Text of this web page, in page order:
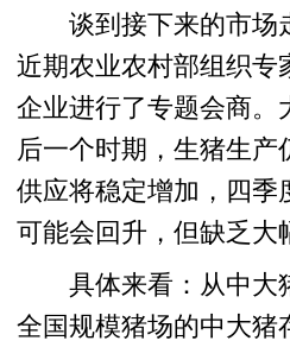
谈到接下来的市场
近期农业农村部组织专
企业进行了专题会商。
后一个时期，生猪生产
供应将稳定增加，四季
可能会回升，但缺乏大
具体来看：从中大
全国规模猪场的中大猪